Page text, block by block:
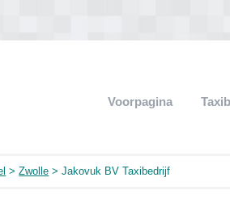
Voorpagina
>Zwolle > Jakovuk BV Taxibedrijf